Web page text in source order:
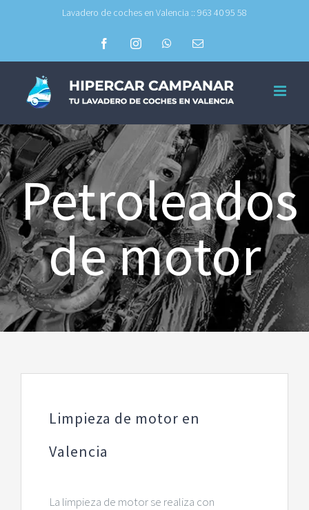
content
Lavadero de coches en Valencia :: 963 40 95 58
FacebookInstagramWhatsAppEmail
Petroleados
de motor
Limpieza de motor en
Valencia
La limpieza de motor se realiza con